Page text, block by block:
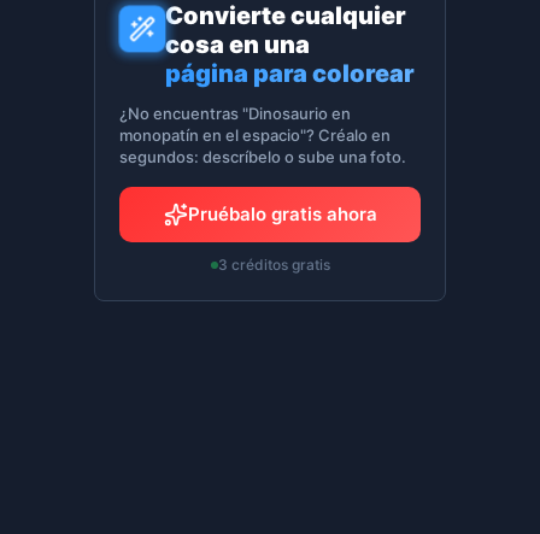
Convierte cualquier
cosa en una
página para colorear
¿No encuentras "Dinosaurio en
monopatín en el espacio"? Créalo en
segundos: descríbelo o sube una foto.
Pruébalo gratis ahora
3 créditos gratis